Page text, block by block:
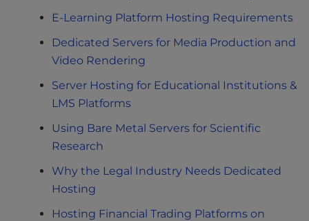
E-Learning Platform Hosting Requirements
Dedicated Servers for Media Production and
Video Rendering
Server Hosting for Educational Institutions &
LMS Platforms
Using Bare Metal Servers for Scientific
Research
Why the Legal Industry Needs Dedicated
Hosting
Hosting Financial Trading Platforms on